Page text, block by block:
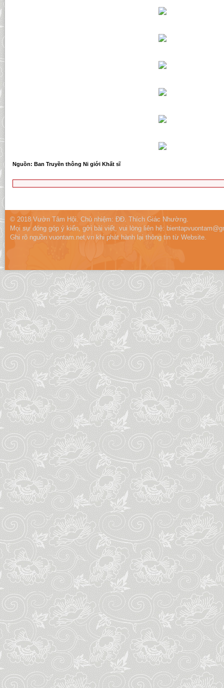
Nguồn: Ban Truyền thông Ni giới Khất sĩ
© 2018 Vườn Tâm Hội. Chủ nhiệm: ĐĐ. Thích Giác Nhường.
Mọi sự đóng góp ý kiến, gởi bài viết, vui lòng liên hệ:
Ghi rõ nguồn vuontam.net.vn khi phát hành lại thông tin từ Website.